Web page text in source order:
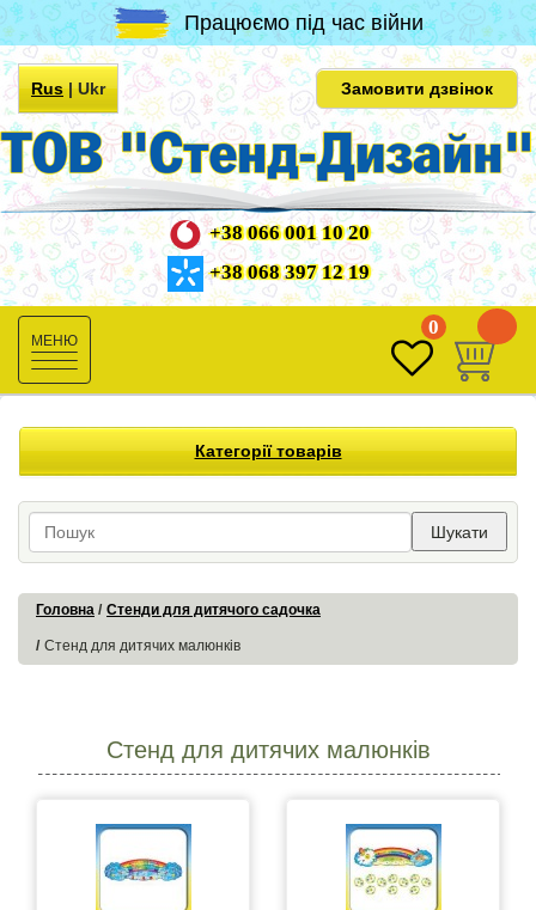
Працюємо під час війни
Rus|Ukr Замовити дзвінок
+38 066 001 10 20
+38 068 397 12 19
Toggle
navigation
0
Категорії товарів
Шукати
Головна Стенди для дитячого садочка
Стенд для дитячих малюнків
Стенд для дитячих малюнків